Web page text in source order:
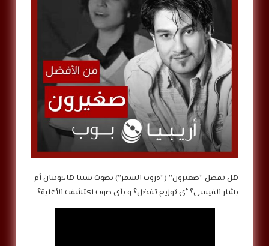
هل تفضل “صغيرون” (“دروب السفر”) بصوت سيتا هاكوبيان أم
بشار القيسي؟ أي توزيع تفضل؟ و بأي صوت اكتشفت الأغنية؟